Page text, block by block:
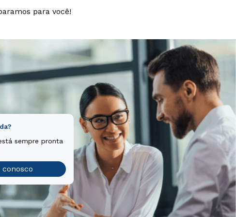
para você!
sempre pronta
conosco